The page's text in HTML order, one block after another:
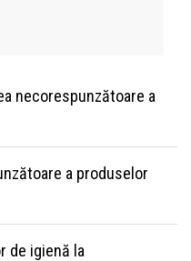
necorespunzătoare a
a produselor
de igienă la